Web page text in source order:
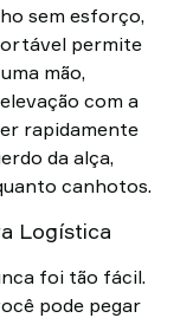
sem esforço,
permite
mão,
com a
rapidamente
da alça,
canhotos.
Logística
foi tão fácil.
pode pegar